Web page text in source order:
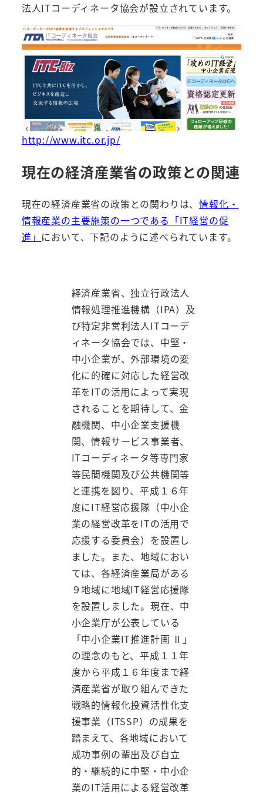
法人ITコーディネータ協会が設立されています。
http://www.itc.or.jp/
現在の経済産業省の政策との関連
現在の経済産業省の政策との関わりは、情報化・
情報産業の主要施策の一つである「IT経営の促
進」 において、下記のように述べられています。
経済産業省、独立行政法人
情報処理推進機構（IPA）及
び特定非営利法人ITコーデ
ィネータ協会では、中堅・
中小企業が、外部環境の変
化に的確に対応した経営改
革をITの活用によって実現
されることを期待して、金
融機関、中小企業支援機
関、情報サービス事業者、
ITコーディネータ等専門家
等民間機関及び公共機関等
と連携を図り、平成１６年
度にIT経営応援隊（中小企
業の経営改革をITの活用で
応援する委員会）を設置し
ました。また、地域におい
ては、各経済産業局がある
９地域に地域IT経営応援隊
を設置しました。現在、中
小企業庁が公表している
「中小企業IT推進計画 Ⅱ」
の理念のもと、平成１１年
度から平成１６年度まで経
済産業省が取り組んできた
戦略的情報化投資活性化支
援事業（ITSSP）の成果を
踏まえて、各地域において
成功事例の輩出及び自立
的・継続的に中堅・中小企
業のIT活用による経営改革